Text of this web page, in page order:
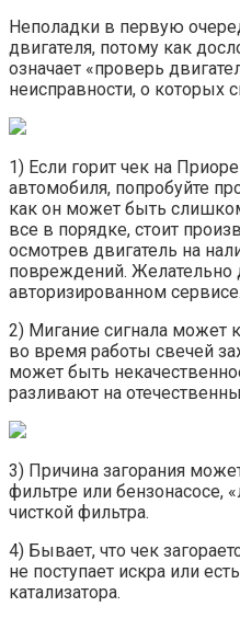
Неполадки в первую
двигателя, потому как
означает «проверь
неисправности, о которых
1) Если горит чек на
автомобиля, попробуйте
как он может быть
все в порядке, стоит
осмотрев двигатель на
повреждений. Желательно
авторизированном сервисе.
2) Мигание сигнала может
во время работы свечей
может быть
разливают на
3) Причина загорания
фильтре или бензонасосе,
чисткой фильтра.
4) Бывает, что чек
не поступает искра или
катализатора.